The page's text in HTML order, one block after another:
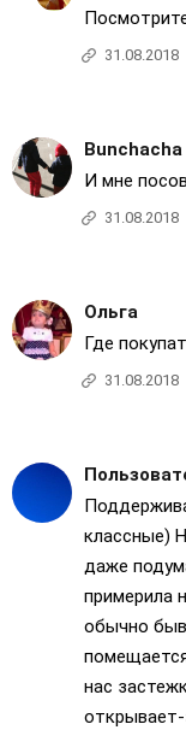
31.08.2018
Bunchacha
И мне
31.08.2018
Ольга
Где
31.08.2018
классные)
даже
примерила
обычно
нас